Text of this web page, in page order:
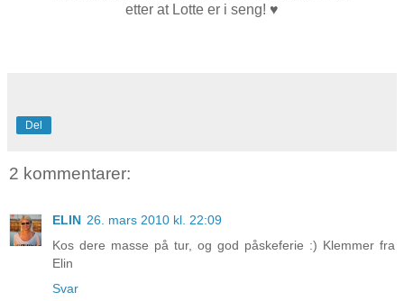
etter at Lotte er i seng! ♥
Del
2 kommentarer:
ELIN 26. mars 2010 kl. 22:09
Kos dere masse på tur, og god påskeferie :) Klemmer fra
Elin
Svar